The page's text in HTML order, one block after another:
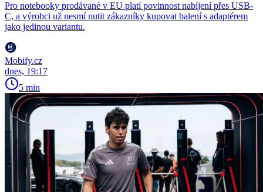
Pro notebooky prodávané v EU platí povinnost nabíjení přes USB-
C, a výrobci už nesmí nutit zákazníky kupovat balení s adaptérem
jako jedinou variantu.
Mobify.cz
dnes, 19:17
5 min